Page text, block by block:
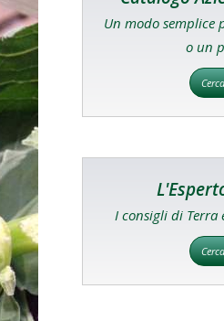
Un modo semplice
o un
I consigli di Terra